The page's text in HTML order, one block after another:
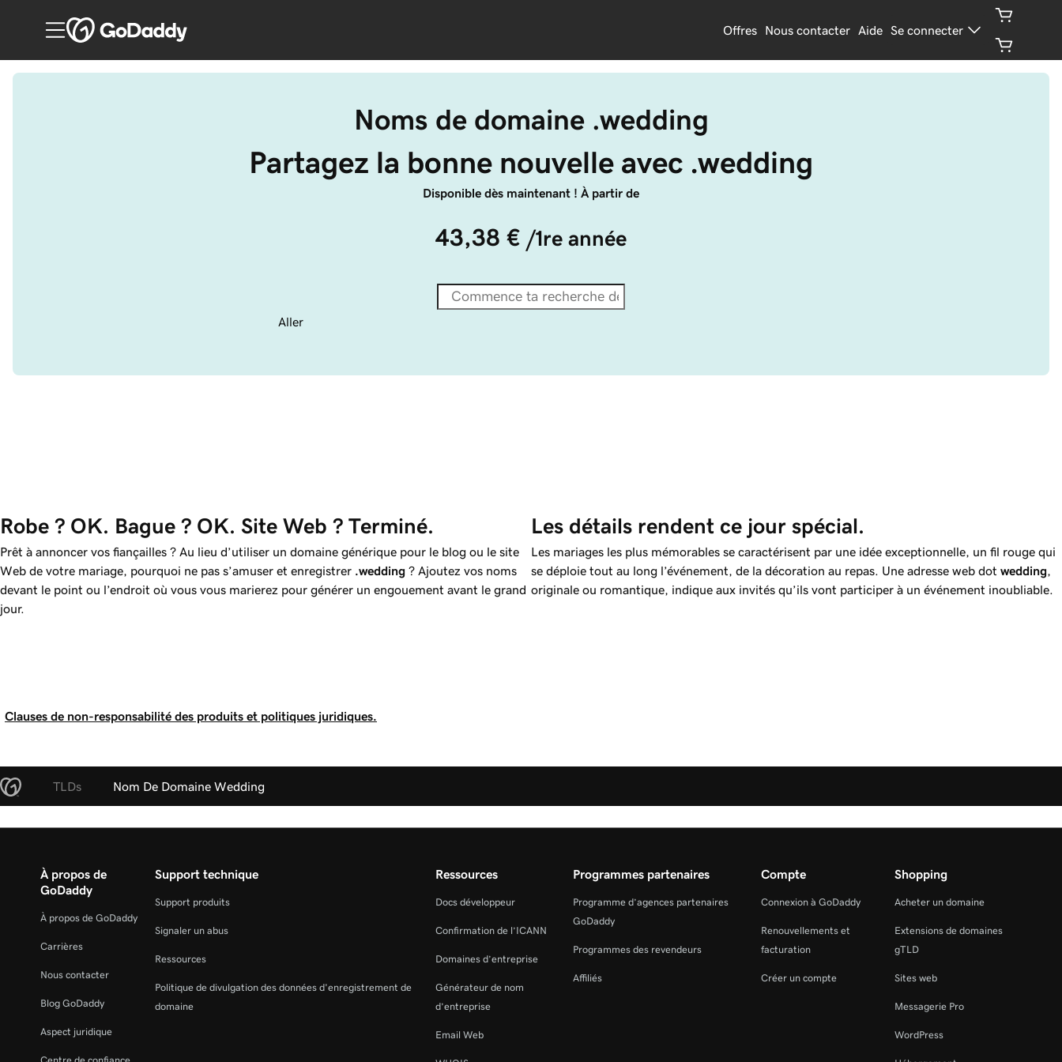
Offres Nous contacter Aide Se connecter
Noms de domaine .wedding
Partagez la bonne nouvelle avec .wedding
Disponible dès maintenant ! À partir de
43,38 € /1re année
Aller
Robe ? OK. Bague ? OK. Site Web ? Terminé.
Prêt à annoncer vos fiançailles ? Au lieu d’utiliser un domaine générique pour le blog ou le site
Web de votre mariage, pourquoi ne pas s’amuser et enregistrer .wedding ? Ajoutez vos noms
devant le point ou l’endroit où vous vous marierez pour générer un engouement avant le grand
jour.
Les détails rendent ce jour spécial.
Les mariages les plus mémorables se caractérisent par une idée exceptionnelle, un fil rouge qui
se déploie tout au long l’événement, de la décoration au repas. Une adresse web dot wedding
originale ou romantique, indique aux invités qu’ils vont participer à un événement inoubliable.
Clauses de non-responsabilité des produits et politiques juridiques.
TLDs Nom De Domaine Wedding
À propos de
GoDaddy
À propos de GoDaddy
Carrières
Nous contacter
Blog GoDaddy
Aspect juridique
Support technique
Support produits
Signaler un abus
Ressources
Politique de divulgation des données d'enregistrement de
domaine
Ressources
Docs développeur
Confirmation de l’ICANN
Domaines d’entreprise
Générateur de nom
d’entreprise
Email Web
Programmes partenaires
Programme d’agences partenaires
GoDaddy
Programmes des revendeurs
Affiliés
Compte
Connexion à GoDaddy
Renouvellements et
facturation
Créer un compte
Shopping
Acheter un domaine
Extensions de domaines
gTLD
Sites web
Messagerie Pro
WordPress